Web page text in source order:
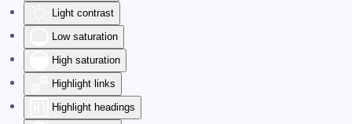
Light contrast
Low saturation
High saturation
Highlight links
Highlight headings